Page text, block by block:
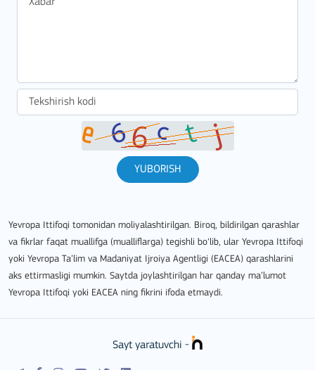
YUBORISH
Yevropa Ittifoqi tomonidan moliyalashtirilgan. Biroq, bildirilgan qarashlar
va fikrlar faqat muallifga (mualliflarga) tegishli bo‘lib, ular Yevropa Ittifoqi
yoki Yevropa Ta’lim va Madaniyat Ijroiya Agentligi (EACEA) qarashlarini
aks ettirmasligi mumkin. Saytda joylashtirilgan har qanday ma’lumot
Yevropa Ittifoqi yoki EACEA ning fikrini ifoda etmaydi.
Sayt yaratuvchi -